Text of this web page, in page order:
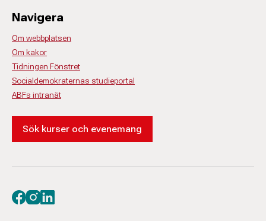
Navigera
Om webbplatsen
Om kakor
Tidningen Fönstret
Socialdemokraternas studieportal
ABFs intranät
Sök kurser och evenemang
Besök oss på facebook
Besök oss på instagram
Besök oss på linkedin